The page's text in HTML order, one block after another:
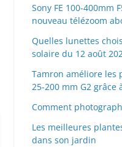
Sony FE 100-400mm
nouveau télézoom
Quelles lunettes
solaire du 12 août
Tamron améliore les
25-200 mm G2 grâce
Comment
Les meilleures
dans son jardin